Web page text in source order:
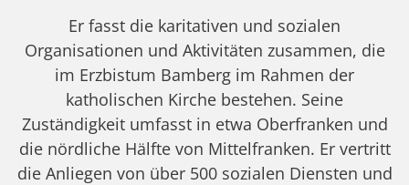
Er fasst die karitativen und sozialen
Organisationen und Aktivitäten zusammen, die
im Erzbistum Bamberg im Rahmen der
katholischen Kirche bestehen. Seine
Zuständigkeit umfasst in etwa Oberfranken und
die nördliche Hälfte von Mittelfranken. Er vertritt
die Anliegen von über 500 sozialen Diensten und